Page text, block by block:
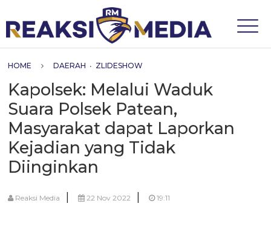
HOME DAERAH • ZLIDESHOW
Kapolsek: Melalui Waduk
Suara Polsek Patean,
Masyarakat dapat Laporkan
Kejadian yang Tidak
Diinginkan
Reaksi Media | 22 Nov 2022 | 19:11